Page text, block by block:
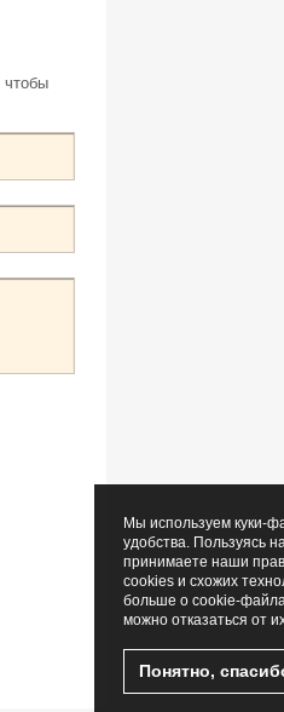
чтобы
Мы используем куки-
удобства. Пользуясь
принимаете наши
cookies и схожих
больше о cookie-
можно отказаться от
Понятно,